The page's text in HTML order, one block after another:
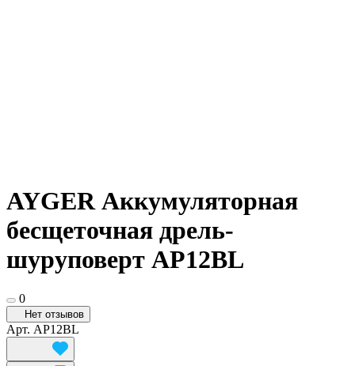
AYGER Аккумуляторная
бесщеточная дрель-
шуруповерт AP12BL
0
Нет отзывов
Арт. AP12BL